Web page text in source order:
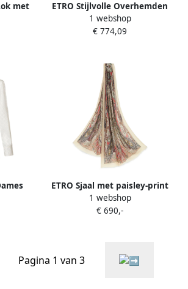
met
ETRO Stijlvolle Overhemden
Beige Dames
1 webshop
€ 774,09
ETRO Sjaal met paisley-print
Beige
1 webshop
€ 690,-
Pagina 1 van 3